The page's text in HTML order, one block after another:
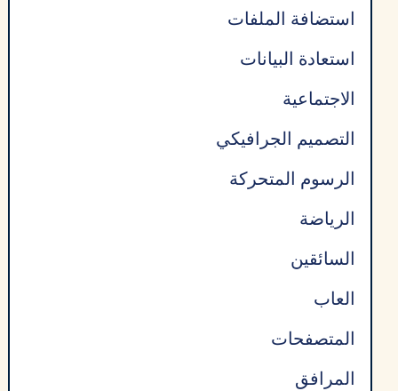
استضافة الملفات
استعادة البيانات
الاجتماعية
التصميم الجرافيكي
الرسوم المتحركة
الرياضة
السائقين
العاب
المتصفحات
المرافق